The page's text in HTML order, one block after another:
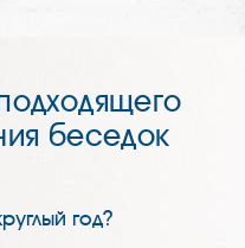
беседок
год?